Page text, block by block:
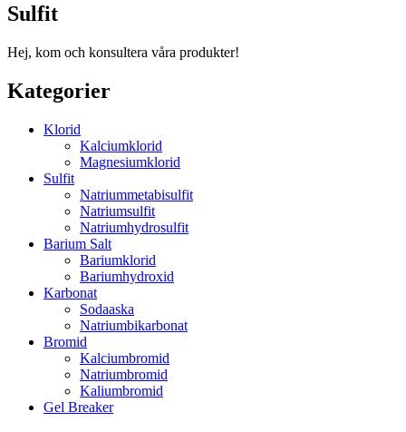
Sulfit
Hej, kom och konsultera våra produkter!
Kategorier
Klorid
Kalciumklorid
Magnesiumklorid
Sulfit
Natriummetabisulfit
Natriumsulfit
Natriumhydrosulfit
Barium Salt
Bariumklorid
Bariumhydroxid
Karbonat
Sodaaska
Natriumbikarbonat
Bromid
Kalciumbromid
Natriumbromid
Kaliumbromid
Gel Breaker